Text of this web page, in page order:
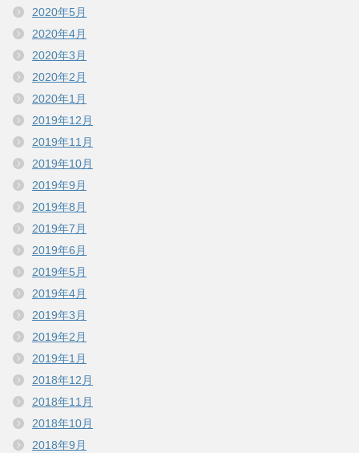
2020年5月
2020年4月
2020年3月
2020年2月
2020年1月
2019年12月
2019年11月
2019年10月
2019年9月
2019年8月
2019年7月
2019年6月
2019年5月
2019年4月
2019年3月
2019年2月
2019年1月
2018年12月
2018年11月
2018年10月
2018年9月